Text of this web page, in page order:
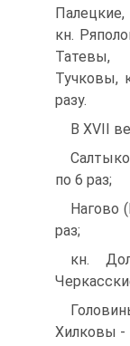
кн.
Татевы,
Тучковы,
разу.
В XVII
по 6 раз;
Нагово
раз;
кн.
Хилковы -